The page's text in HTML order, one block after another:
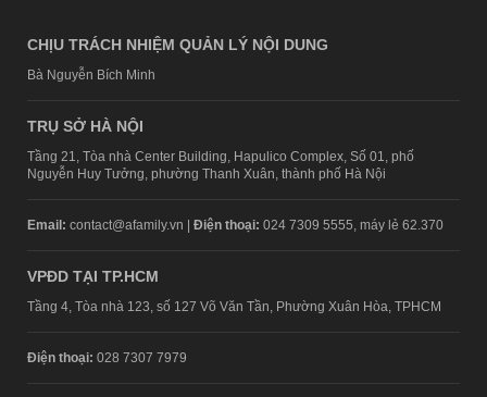
CHỊU TRÁCH NHIỆM QUẢN LÝ NỘI DUNG
Bà Nguyễn Bích Minh
TRỤ SỞ HÀ NỘI
Tầng 21, Tòa nhà Center Building, Hapulico Complex, Số 01, phố
Nguyễn Huy Tưởng, phường Thanh Xuân, thành phố Hà Nội
Email: contact@afamily.vn | Điện thoại: 024 7309 5555, máy lẻ 62.370
VPĐD TẠI TP.HCM
Tầng 4, Tòa nhà 123, số 127 Võ Văn Tần, Phường Xuân Hòa, TPHCM
Điện thoại: 028 7307 7979